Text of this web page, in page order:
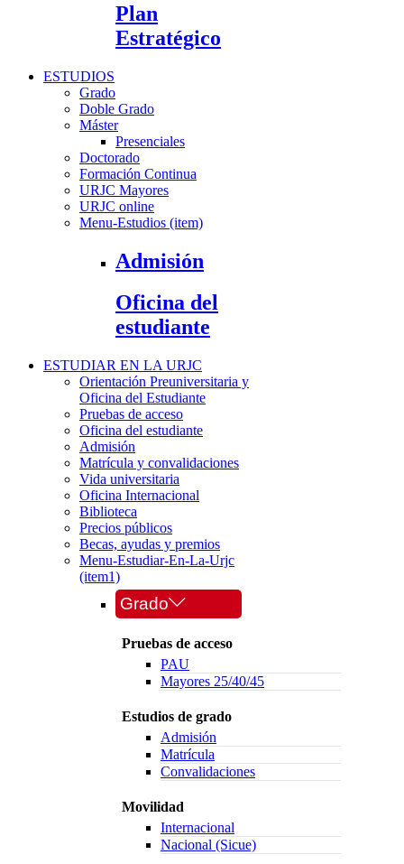
Plan
Estratégico
ESTUDIOS
Grado
Doble Grado
Máster
Presenciales
Doctorado
Formación Continua
URJC Mayores
URJC online
Menu-Estudios (item)
Admisión
Oficina del
estudiante
ESTUDIAR EN LA URJC
Orientación Preuniversitaria y
Oficina del Estudiante
Pruebas de acceso
Oficina del estudiante
Admisión
Matrícula y convalidaciones
Vida universitaria
Oficina Internacional
Biblioteca
Precios públicos
Becas, ayudas y premios
Menu-Estudiar-En-La-Urjc
(item1)
Grado
Pruebas de acceso
PAU
Mayores 25/40/45
Estudios de grado
Admisión
Matrícula
Convalidaciones
Movilidad
Internacional
Nacional (Sicue)